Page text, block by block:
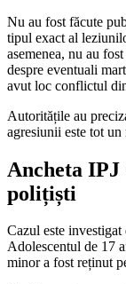
Nu au fost făcute
tipul exact al
asemenea, nu au
despre eventuali
avut loc conflictul
Autoritățile au
agresiunii este tot
Ancheta
polițiști
Cazul este
Adolescentul de 17
minor a fost reținut